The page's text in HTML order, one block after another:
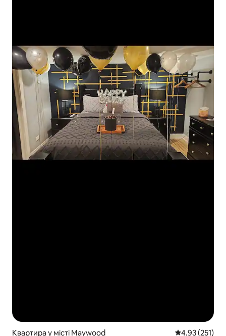
Квартира у місті Maywood Середня
4,93 (251)